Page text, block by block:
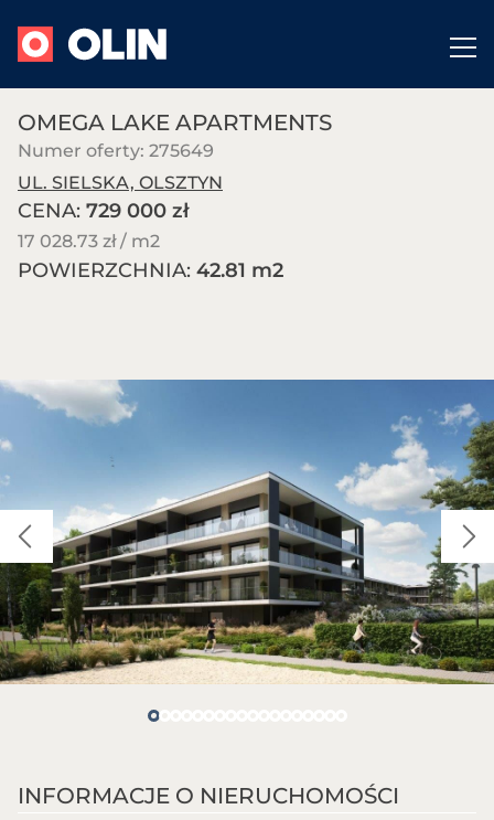
OMEGA LAKE APARTMENTS
Numer oferty: 275649
UL. SIELSKA, OLSZTYN
CENA: 729 000 zł
17 028.73 zł / m2
POWIERZCHNIA: 42.81 m2
INFORMACJE O NIERUCHOMOŚCI